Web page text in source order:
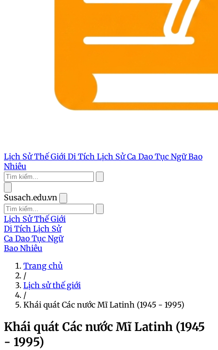
Lịch Sử Thế Giới Di Tích Lịch SửCa Dao Tục NgữBao
Nhiêu
Susach.edu.vn
Lịch Sử Thế Giới
Di Tích Lịch Sử
Ca Dao Tục Ngữ
Bao Nhiêu
Trang chủ
/
Lịch sử thế giới
/
Khái quát Các nước Mĩ Latinh (1945 - 1995)
Khái quát Các nước Mĩ Latinh (1945
- 1995)